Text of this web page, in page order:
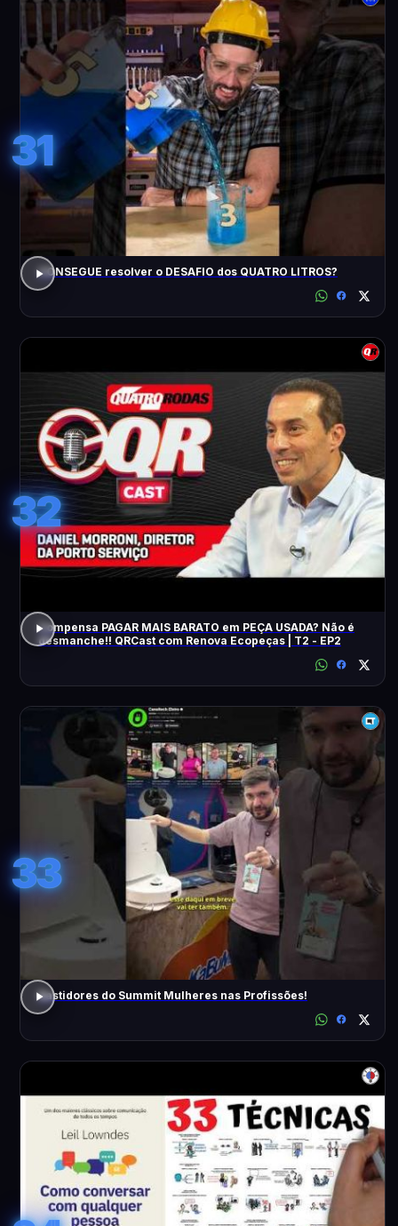
31
CONSEGUE resolver o DESAFIO dos QUATRO LITROS?
32
Compensa PAGAR MAIS BARATO em PEÇA USADA? Não é
desmanche!! QRCast com Renova Ecopeças | T2 - EP2
33
Bastidores do Summit Mulheres nas Profissões!